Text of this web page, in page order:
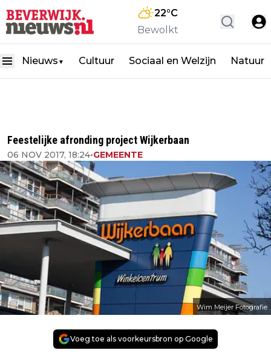
22°C
Bewolkt
Nieuws ▼ Cultuur Sociaal en Welzijn Natuur
Feestelijke afronding project Wijkerbaan
06 NOV 2017, 18:24•GEMEENTE
Wim Meijer Fotografie
Voeg toe als voorkeursbron op Google